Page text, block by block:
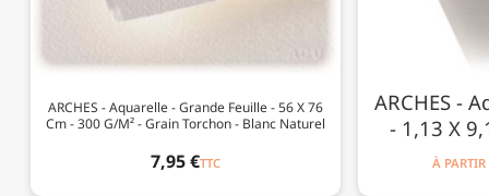
ARCHES - Aquarelle - Grande Feuille - 56 X 76
Cm - 300 G/m² - Grain Torchon - Blanc Naturel
7,95 €TTC
ARCHES -
- 1,13 X
À PARTIR